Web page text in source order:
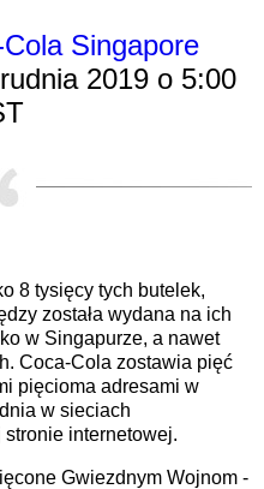
Singapore
2019 o 5:00
8 tysięcy tych butelek,
została wydana na ich
w Singapurze, a nawet
Coca-Cola zostawia pięć
pięcioma adresami w
w sieciach
internetowej.
Gwiezdnym Wojnom -